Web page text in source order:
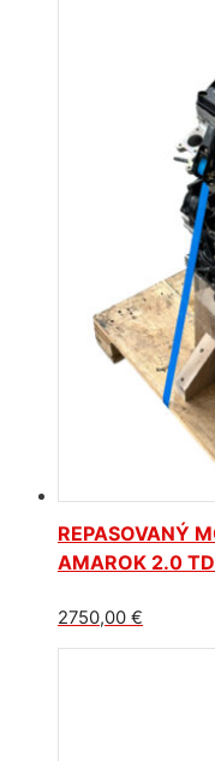
REPASOVANÝ
AMAROK 2.0
2750,00 €